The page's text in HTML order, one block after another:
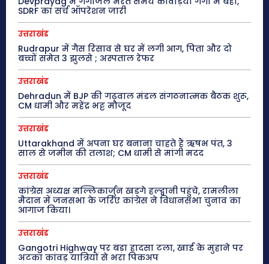
SDRF का सर्च ऑपरेशन जारी
उत्तराखंड
Rudrapur में गैस रिसाव से घर में लगी आग, पिता और दो
बच्चों समेत 3 झुलसे ; अस्पताल रेफर
उत्तराखंड
Dehradun में BJP की गढ़वाल मंडल संगठनात्मक बैठक शुरू,
CM धामी और महेंद्र भट्ट मौजूद
उत्तराखंड
Uttarakhand में अपना घर बनाना चाहते हैं ऋषभ पंत, 3
साल से जमीन की तलाश; CM धामी से मांगी मदद
उत्तराखंड
कांग्रेस अध्यक्ष मल्लिकार्जुन खड़गे हल्द्वानी पहुंचे, रामलीला
मैदान में जनसभा के जरिए कांग्रेस ने विधानसभा चुनाव का
आगाज किया।
उत्तराखंड
Gangotri Highway पर बड़ा हादसा टला, खाई के मुहाने पर
अटका कांवड़ यात्रियों से भरा पिकअप